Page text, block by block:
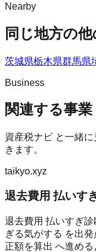
Nearby
同じ地方の
茨城県栃木県群馬県
Business
関連する事業
資産税ナビ と一緒
きます。
taikyo.xyz
退去費用 払いす
退去費用 払いすぎ
ぎる気がする を出
正額を算出 へ進め